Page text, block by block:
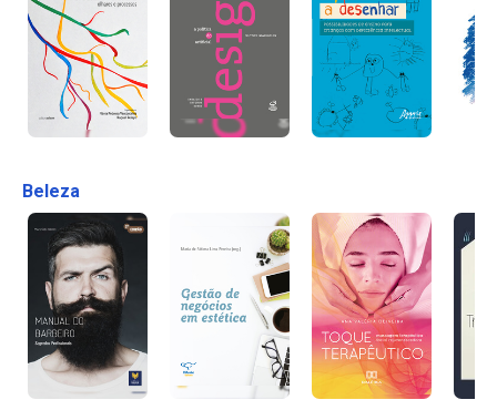
Beleza